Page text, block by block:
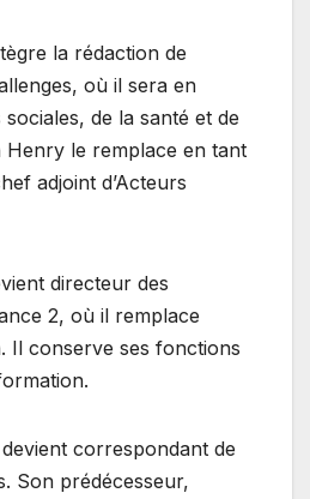
la rédaction de
où il sera en
de la santé et de
Henry le remplace en tant
adjoint d’Acteurs
directeur des
2, où il remplace
Il conserve ses fonctions
correspondant de
Son prédécesseur,